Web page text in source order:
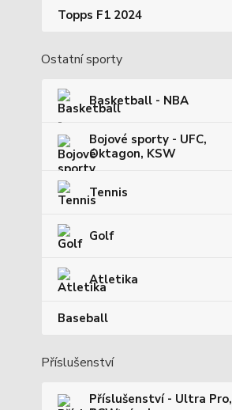
Topps F1 2024
Ostatní sporty
Basketball - NBA
Bojové sporty - UFC,
Oktagon, KSW
Tennis
Golf
Atletika
Baseball
Příslušenství
Příslušenství - Ultra Pro,